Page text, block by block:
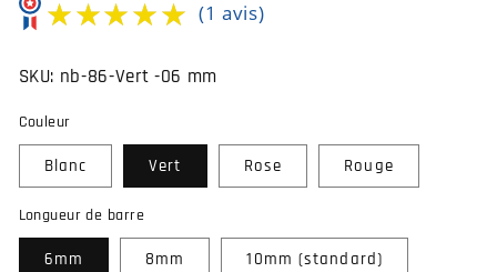
★★★★★
★★★★★ (1 avis)
SKU: nb-86-Vert -06 mm
Couleur
Blanc Vert Rose Rouge
Longueur de barre
6mm 8mm 10mm (standard)